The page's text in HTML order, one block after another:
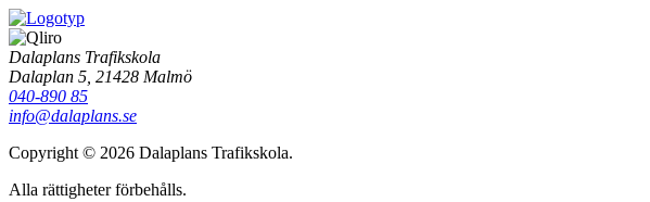
Dalaplans Trafikskola
Dalaplan 5, 21428 Malmö
040-890 85
info@dalaplans.se
Copyright © 2026 Dalaplans Trafikskola.
Alla rättigheter förbehålls.